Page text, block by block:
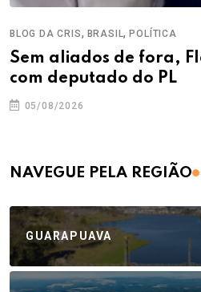
BLOG DA CRIS, BRASIL,POLÍTICA
Sem aliados de fora,
com deputado do PL
05/08/2026
NAVEGUE PELA REGIÃO
GUARAPUAVA